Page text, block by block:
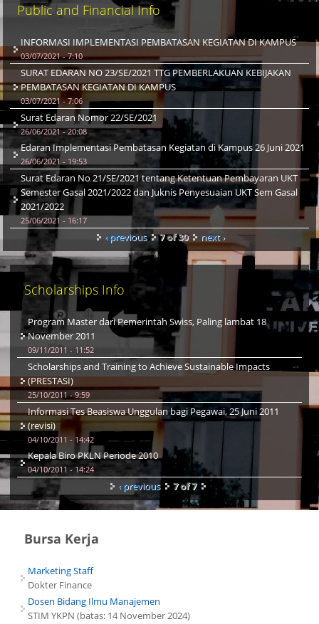
Public and Financial Info
INFORMASI IMPLEMENTASI PEMBATASAN KEGIATAN DI KAMPUS
03/07/2021 - 7:10
SURAT EDARAN NO 23/SE/2021 TTG PEMBERLAKUAN KEBIJAKAN
PEMBATASAN KEGIATAN DI KAMPUS
03/07/2021 - 7:06
Surat Edaran Nomor 22/SE/2021
26/06/2021 - 20:08
Edaran Implementasi Pembatasan Kegiatan di Kampus 26 Juni 2021
26/06/2021 - 19:53
Surat Edaran No 21/SE/2021 tentang Ketentuan Pembayaran UKT
Semester Gasal 2021/2022 dan Juknis Penyesuaian UKT Sem Gasal
2021/2022
25/06/2021 - 16:17
‹ previous 7 of 30 next ›
Scholarships Info
Program Master dari Pemerintah Swiss, Paling lambat 18
November 2011
09/11/2011 - 11:52
Scholarships and Training to Achieve Sustainable Impacts
(PRESTASI)
25/10/2011 - 9:59
Informasi Tes Beasiswa Unggulan bagi Pegawai, 25 Juni 2011
(revisi)
04/10/2011 - 14:42
Kepala Biro PKLN Periode 2010
04/10/2011 - 14:24
‹ previous 7 of 7
Bursa Kerja
Marketing Staff
Dokter Finance
Dosen Bidang Ilmu Manajemen
STIM YKPN (batas: 14 November 2024)